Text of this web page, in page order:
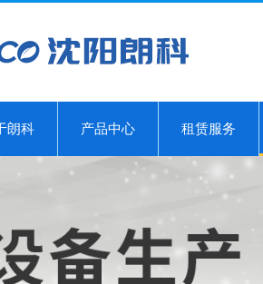
朗科 产品中心 租赁服务